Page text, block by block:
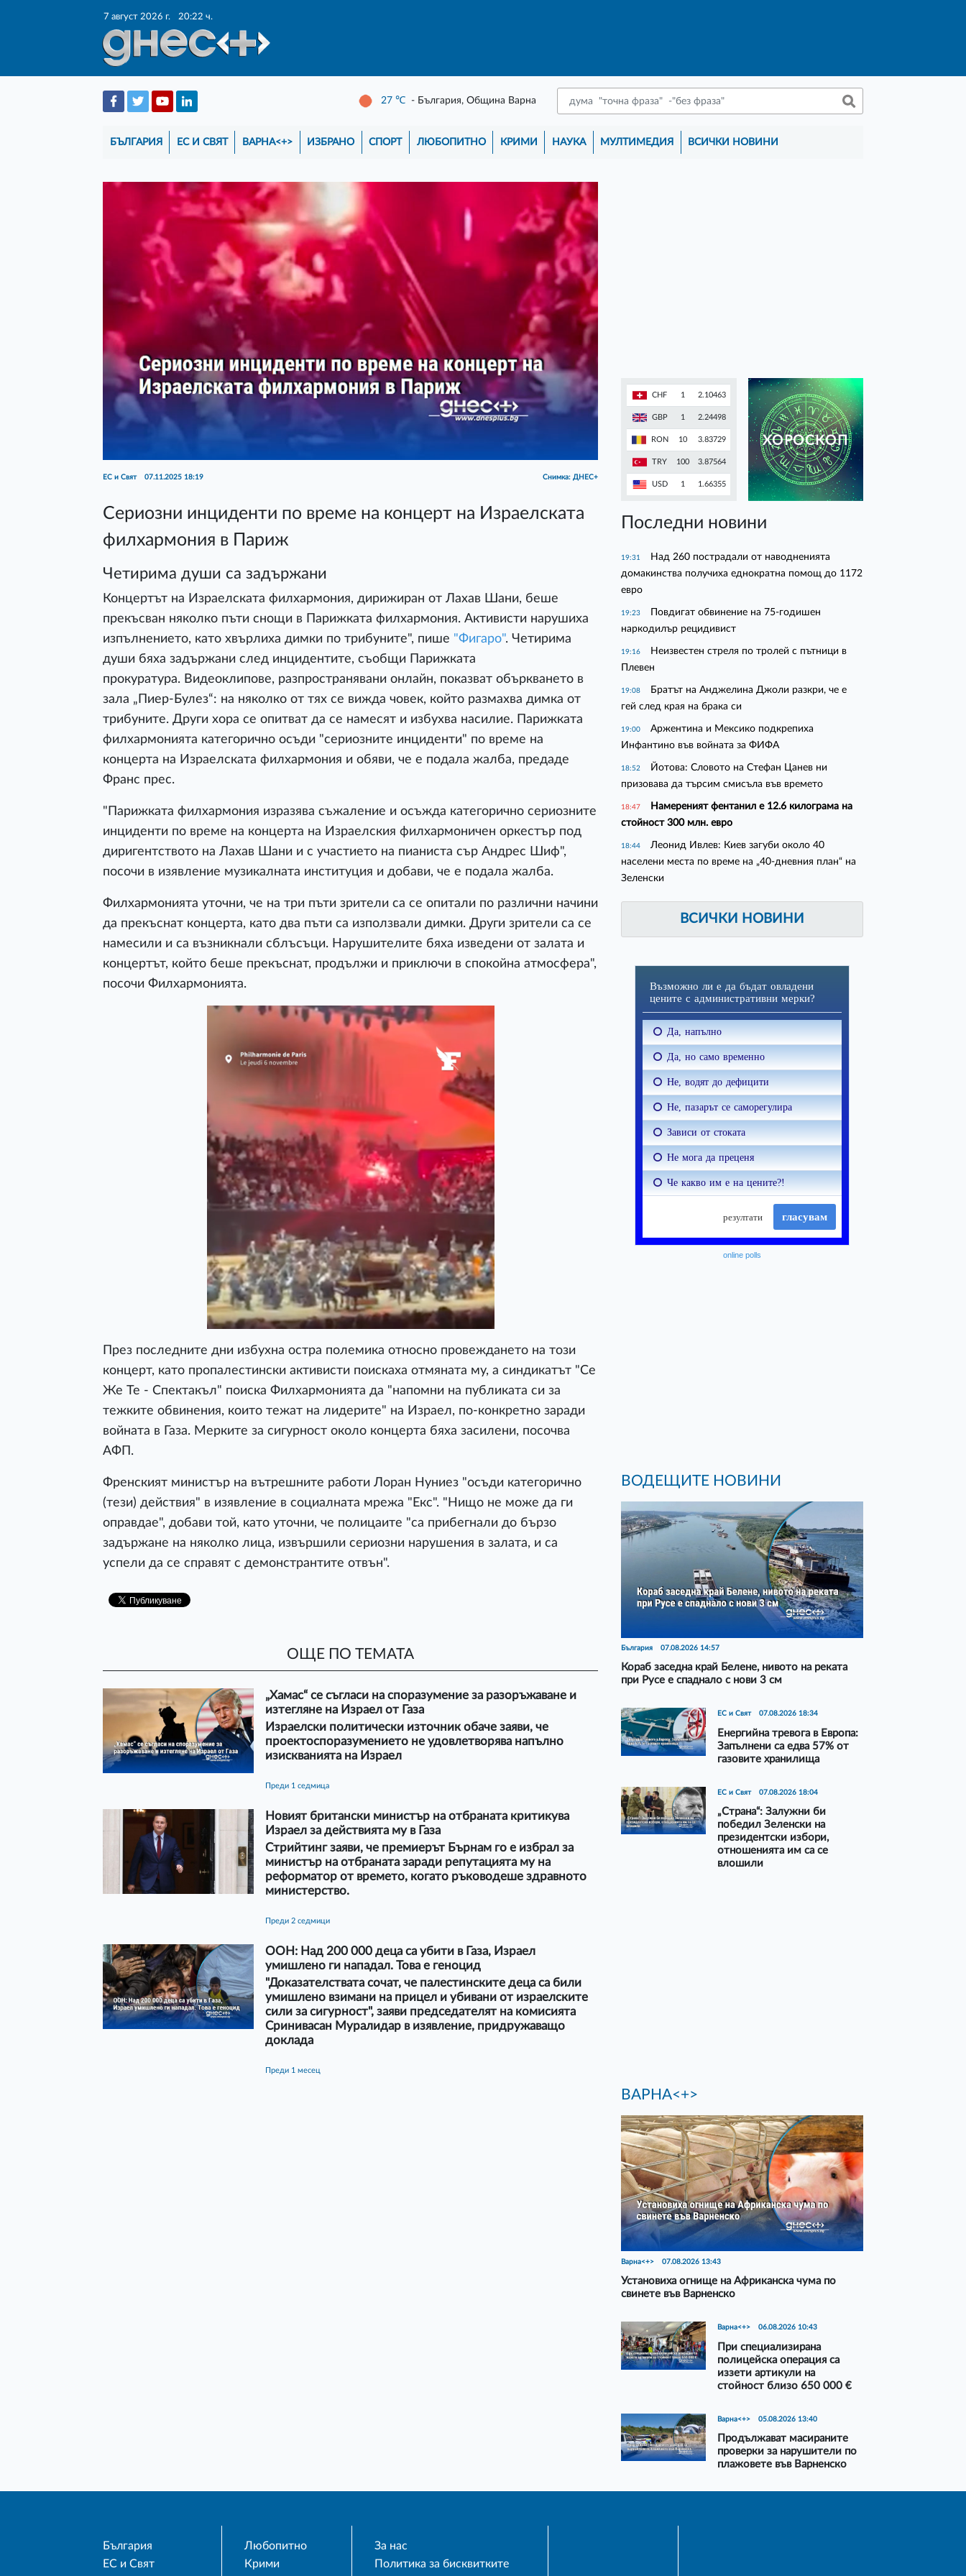
7 август 2026 г. 20:22 ч.
27 ℃ - България, Община Варна
БЪЛГАРИЯ ЕС И СВЯТ ВАРНА<+> ИЗБРАНО СПОРТ ЛЮБОПИТНО КРИМИ НАУКА МУЛТИМЕДИЯ ВСИЧКИ НОВИНИ
ЕС и Свят 07.11.2025 18:19 Снимка: ДНЕС+
Сериозни инциденти по време на концерт на Израелската
филхармония в Париж
Четирима души са задържани
Концертът на Израелската филхармония, дирижиран от Лахав Шани, беше
прекъсван няколко пъти снощи в Парижката филхармония. Активисти нарушиха
изпълнението, като хвърлиха димки по трибуните", пише "Фигаро". Четирима
души бяха задържани след инцидентите, съобщи Парижката
прокуратура. Видеоклипове, разпространявани онлайн, показват объркването в
зала „Пиер-Булез“: на няколко от тях се вижда човек, който размахва димка от
трибуните. Други хора се опитват да се намесят и избухва насилие. Парижката
филхармонията категорично осъди "сериозните инциденти" по време на
концерта на Израелската филхармония и обяви, че е подала жалба, предаде
Франс прес.
"Парижката филхармония изразява съжаление и осъжда категорично сериозните
инциденти по време на концерта на Израелския филхармоничен оркестър под
диригентството на Лахав Шани и с участието на пианиста сър Андрес Шиф",
посочи в изявление музикалната институция и добави, че е подала жалба.
Филхармонията уточни, че на три пъти зрители са се опитали по различни начини
да прекъснат концерта, като два пъти са използвали димки. Други зрители са се
намесили и са възникнали сблъсъци. Нарушителите бяха изведени от залата и
концертът, който беше прекъснат, продължи и приключи в спокойна атмосфера",
посочи Филхармонията.
През последните дни избухна остра полемика относно провеждането на този
концерт, като пропалестински активисти поискаха отмяната му, а синдикатът "Се
Же Те - Спектакъл" поиска Филхармонията да "напомни на публиката си за
тежките обвинения, които тежат на лидерите" на Израел, по-конкретно заради
войната в Газа. Мерките за сигурност около концерта бяха засилени, посочва
АФП.
Френският министър на вътрешните работи Лоран Нуниез "осъди категорично
(тези) действия" в изявление в социалната мрежа "Екс". "Нищо не може да ги
оправдае", добави той, като уточни, че полицаите "са прибегнали до бързо
задържане на няколко лица, извършили сериозни нарушения в залата, и са
успели да се справят с демонстрантите отвън".
ОЩЕ ПО ТЕМАТА
„Хамас“ се съгласи на споразумение за разоръжаване и
изтегляне на Израел от Газа
Израелски политически източник обаче заяви, че
проектоспоразумението не удовлетворява напълно
изискванията на Израел
преди 1 седмица
Новият британски министър на отбраната критикува
Израел за действията му в Газа
Стрийтинг заяви, че премиерът Бърнам го е избрал за
министър на отбраната заради репутацията му на
реформатор от времето, когато ръководеше здравното
министерство.
преди 2 седмици
ООН: Над 200 000 деца са убити в Газа, Израел
умишлено ги нападал. Това е геноцид
"Доказателствата сочат, че палестинските деца са били
умишлено взимани на прицел и убивани от израелските
сили за сигурност", заяви председателят на комисията
Сринивасан Муралидар в изявление, придружаващо
доклада
преди 1 месец
CHF 1 2.10463
GBP 1 2.24498
RON 10 3.83729
TRY 100 3.87564
USD 1 1.66355
ХОРОСКОП
Последни новини
19:31
Над 260 пострадали от наводненията
домакинства получиха еднократна помощ до 1172
евро
19:23
Повдигат обвинение на 75-годишен
наркодилър рецидивист
19:16
Неизвестен стреля по тролей с пътници в
Плевен
19:08
Братът на Анджелина Джоли разкри, че е
гей след края на брака си
19:00
Аржентина и Мексико подкрепиха
Инфантино във войната за ФИФА
18:52
Йотова: Словото на Стефан Цанев ни
призовава да търсим смисъла във времето
18:47
Намереният фентанил е 12.6 килограма на
стойност 300 млн. евро
18:44
Леонид Ивлев: Киев загуби около 40
населени места по време на „40-дневния план“ на
Зеленски
ВСИЧКИ НОВИНИ
online polls
ВОДЕЩИТЕ НОВИНИ
България 07.08.2026 14:57
Кораб заседна край Белене, нивото на реката
при Русе е спаднало с нови 3 см
ЕС и Свят 07.08.2026 18:34
Енергийна тревога в Европа:
Запълнени са едва 57% от
газовите хранилища
ЕС и Свят 07.08.2026 18:04
„Страна“: Залужни би
победил Зеленски на
президентски избори,
отношенията им са се
влошили
ВАРНА<+>
Варна<+> 07.08.2026 13:43
Установиха огнище на Африканска чума по
свинете във Варненско
Варна<+> 06.08.2026 10:43
При специализирана
полицейска операция са
иззети артикули на
стойност близо 650 000 €
Варна<+> 05.08.2026 13:40
Продължават масираните
проверки за нарушители по
плажовете във Варненско
България
ЕС и Свят
Любопитно
Крими
За нас
Политика за бисквитките